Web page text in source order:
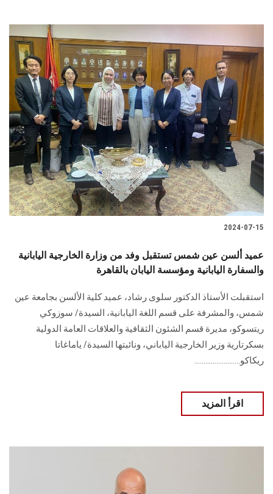
2024-07-15
عميد ألسن عين شمس تستقبل وفد من وزارة الخارجية اليابانية
والسفارة اليابانية ومؤسسة اليابان بالقاهرة
استقبلت الأستاذ الدكتور سلوى رشاد، عميد كلية الألسن بجامعة عين
شمس، والمشرفة على قسم اللغة اليابانية، السيدة/ سوزوكي
ريتسوكو، مديرة قسم الشئون الثقافية والعلاقات العامة الدولية
بسكرتارية وزير الخارجية الياباني، ونائبتها السيدة/ ياماغاتا
ريكاكو.........................
اقرأ المزيد